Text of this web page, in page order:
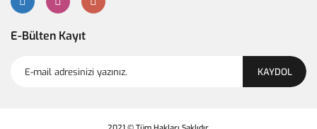
E-Bülten Kayıt
KAYDOL